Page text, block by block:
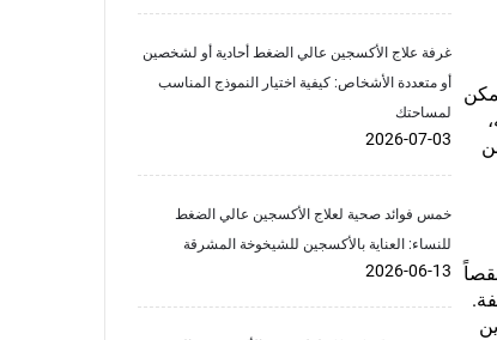
غرفة علاج الأكسجين عالي الضغط أحادية أو لشخصين
أو متعددة الأشخاص: كيفية اختيار النموذج المناسب
لمساحتك
2026-07-03
خمس فوائد صحية لعلاج الأكسجين عالي الضغط
للنساء: العناية بالأكسجين للشيخوخة المشرقة
2026-06-13